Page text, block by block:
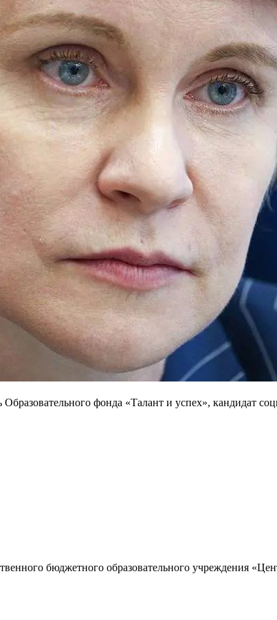
фонда «Талант и успех», кандидат
бюджетного образовательного учреждения